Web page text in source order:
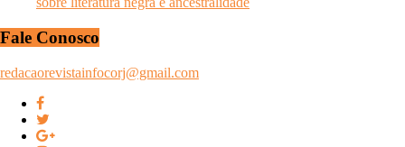
Fale Conosco
redacaorevistainfocorj@gmail.com